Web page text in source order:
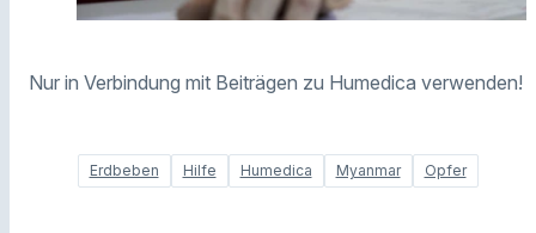
Nur in Verbindung mit Beiträgen zu Humedica verwenden!
Erdbeben Hilfe Humedica Myanmar Opfer